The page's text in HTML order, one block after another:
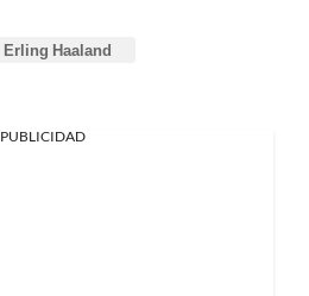
Erling Haaland
PUBLICIDAD